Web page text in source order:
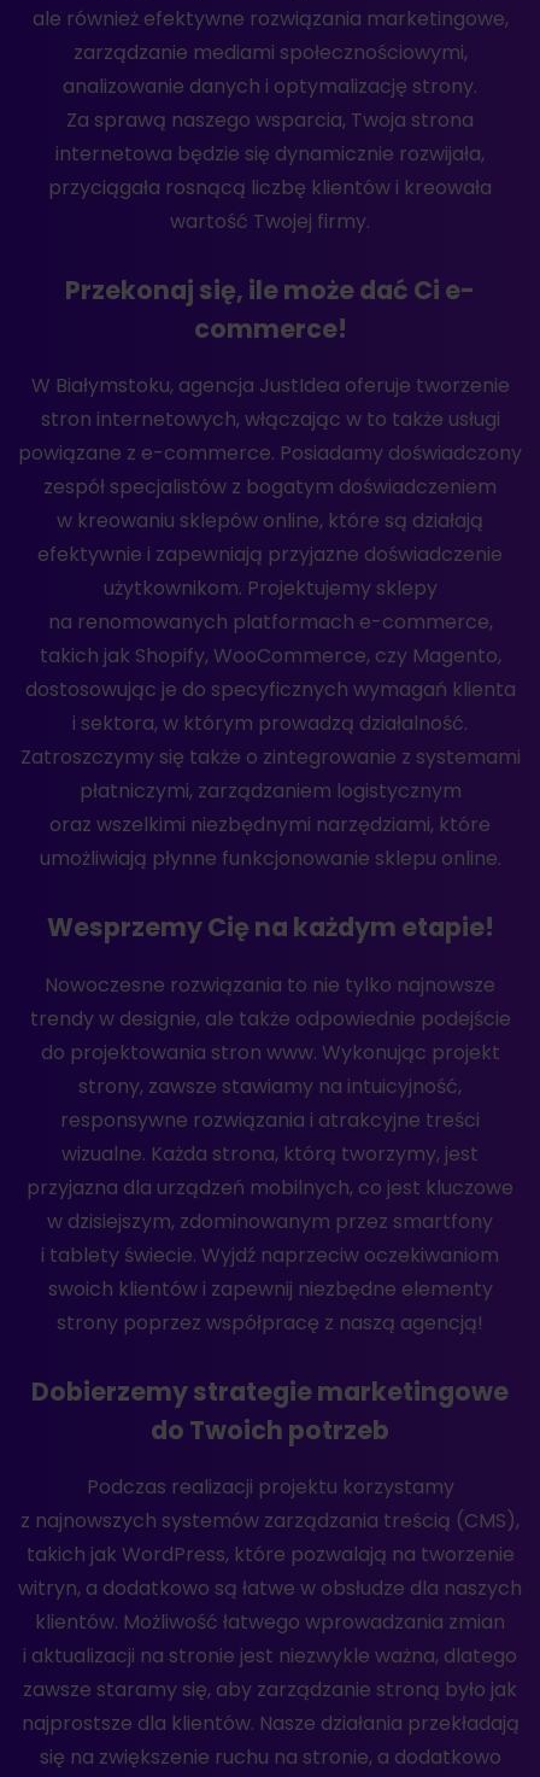
ale również efektywne rozwiązania marketingowe,
zarządzanie mediami społecznościowymi,
analizowanie danych i optymalizację strony.
Za sprawą naszego wsparcia, Twoja strona
internetowa będzie się dynamicznie rozwijała,
przyciągała rosnącą liczbę klientów i kreowała
wartość Twojej firmy.
Przekonaj się, ile może dać Ci e-
commerce!
W Białymstoku, agencja JustIdea oferuje tworzenie
stron internetowych, włączając w to także usługi
powiązane z e-commerce. Posiadamy doświadczony
zespół specjalistów z bogatym doświadczeniem
w kreowaniu sklepów online, które są działają
efektywnie i zapewniają przyjazne doświadczenie
użytkownikom. Projektujemy sklepy
na renomowanych platformach e-commerce,
takich jak Shopify, WooCommerce, czy Magento,
dostosowując je do specyficznych wymagań klienta
i sektora, w którym prowadzą działalność.
Zatroszczymy się także o zintegrowanie z systemami
płatniczymi, zarządzaniem logistycznym
oraz wszelkimi niezbędnymi narzędziami, które
umożliwiają płynne funkcjonowanie sklepu online.
Wesprzemy Cię na każdym etapie!
Nowoczesne rozwiązania to nie tylko najnowsze
trendy w designie, ale także odpowiednie podejście
do projektowania stron www. Wykonując projekt
strony, zawsze stawiamy na intuicyjność,
responsywne rozwiązania i atrakcyjne treści
wizualne. Każda strona, którą tworzymy, jest
przyjazna dla urządzeń mobilnych, co jest kluczowe
w dzisiejszym, zdominowanym przez smartfony
i tablety świecie. Wyjdź naprzeciw oczekiwaniom
swoich klientów i zapewnij niezbędne elementy
strony poprzez współpracę z naszą agencją!
Dobierzemy strategie marketingowe
do Twoich potrzeb
Podczas realizacji projektu korzystamy
z najnowszych systemów zarządzania treścią (CMS),
takich jak WordPress, które pozwalają na tworzenie
witryn, a dodatkowo są łatwe w obsłudze dla naszych
klientów. Możliwość łatwego wprowadzania zmian
i aktualizacji na stronie jest niezwykle ważna, dlatego
zawsze staramy się, aby zarządzanie stroną było jak
najprostsze dla klientów. Nasze działania przekładają
się na zwiększenie ruchu na stronie, a dodatkowo